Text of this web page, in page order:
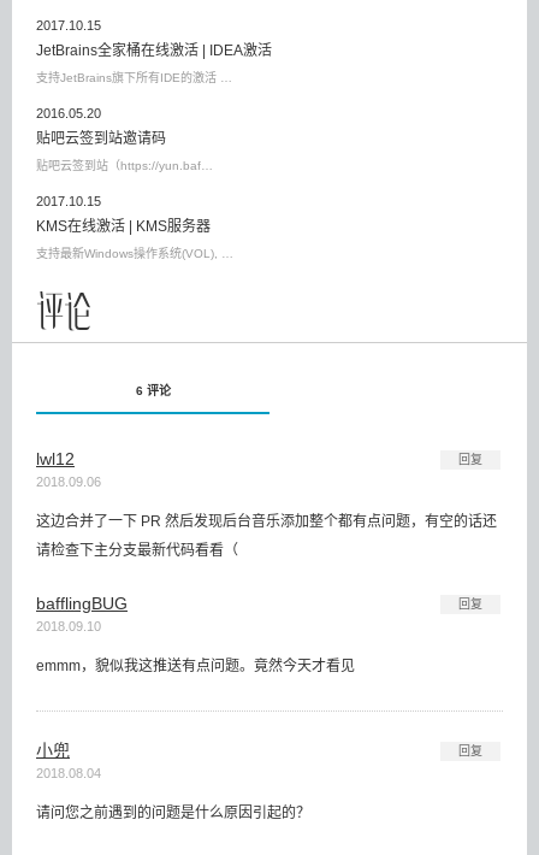
2017.10.15
JetBrains全家桶在线激活 | IDEA激活
支持JetBrains旗下所有IDE的激活 …
2016.05.20
贴吧云签到站邀请码
贴吧云签到站（https://yun.baf…
2017.10.15
KMS在线激活 | KMS服务器
支持最新Windows操作系统(VOL), …
评论
6 评论
lwl12
2018.09.06
这边合并了一下 PR 然后发现后台音乐添加整个都有点问题，有空的话还
请检查下主分支最新代码看看（
回复
bafflingBUG
2018.09.10
emmm，貌似我这推送有点问题。竟然今天才看见
回复
小兜
2018.08.04
请问您之前遇到的问题是什么原因引起的？
回复